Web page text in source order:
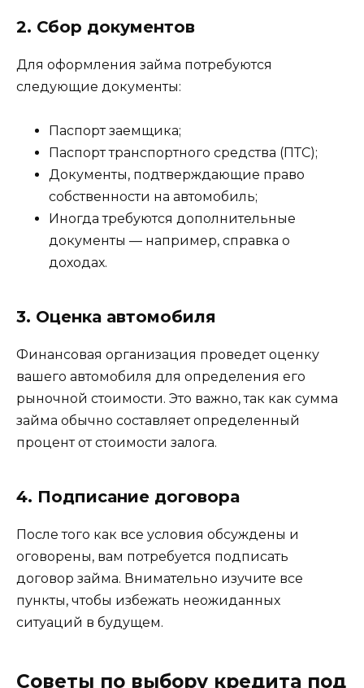
2. Сбор документов
Для оформления займа потребуются
следующие документы:
Паспорт заемщика;
Паспорт транспортного средства (ПТС);
Документы, подтверждающие право
собственности на автомобиль;
Иногда требуются дополнительные
документы — например, справка о
доходах.
3. Оценка автомобиля
Финансовая организация проведет оценку
вашего автомобиля для определения его
рыночной стоимости. Это важно, так как сумма
займа обычно составляет определенный
процент от стоимости залога.
4. Подписание договора
После того как все условия обсуждены и
оговорены, вам потребуется подписать
договор займа. Внимательно изучите все
пункты, чтобы избежать неожиданных
ситуаций в будущем.
Советы по выбору кредита под